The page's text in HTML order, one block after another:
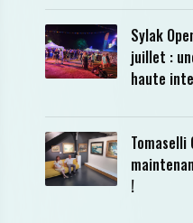
Sylak
juillet :
haute
Tomaselli
!